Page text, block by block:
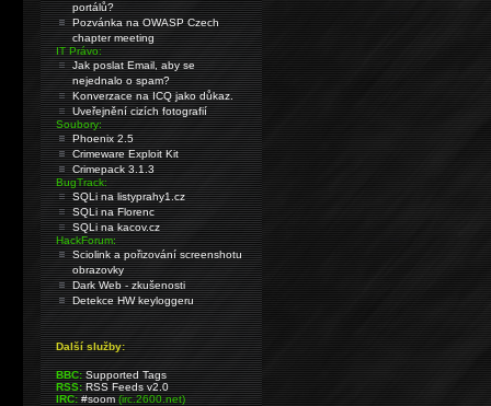
portálů?
Pozvánka na OWASP Czech
chapter meeting
IT Právo:
Jak poslat Email, aby se
nejednalo o spam?
Konverzace na ICQ jako důkaz.
Uveřejnění cizích fotografií
Soubory:
Phoenix 2.5
Crimeware Exploit Kit
Crimepack 3.1.3
BugTrack:
SQLi na listyprahy1.cz
SQLi na Florenc
SQLi na kacov.cz
HackForum:
Sciolink a pořizování screenshotu
obrazovky
Dark Web - zkušenosti
Detekce HW keyloggeru
Další služby:
BBC: Supported Tags
RSS: RSS Feeds v2.0
IRC: #soom(irc.2600.net)